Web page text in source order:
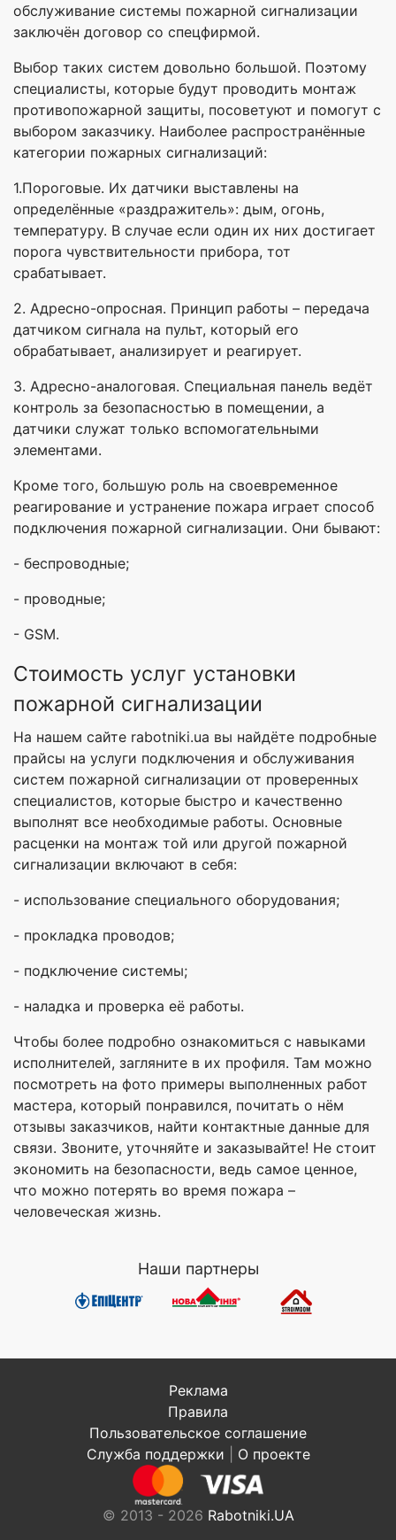
обслуживание системы пожарной сигнализации
заключён договор со спецфирмой.
Выбор таких систем довольно большой. Поэтому
специалисты, которые будут проводить монтаж
противопожарной защиты, посоветуют и помогут с
выбором заказчику. Наиболее распространённые
категории пожарных сигнализаций:
1.Пороговые. Их датчики выставлены на
определённые «раздражитель»: дым, огонь,
температуру. В случае если один их них достигает
порога чувствительности прибора, тот
срабатывает.
2. Адресно-опросная. Принцип работы – передача
датчиком сигнала на пульт, который его
обрабатывает, анализирует и реагирует.
3. Адресно-аналоговая. Специальная панель ведёт
контроль за безопасностью в помещении, а
датчики служат только вспомогательными
элементами.
Кроме того, большую роль на своевременное
реагирование и устранение пожара играет способ
подключения пожарной сигнализации. Они бывают:
- беспроводные;
- проводные;
- GSM.
Стоимость услуг установки
пожарной сигнализации
На нашем сайте rabotniki.ua вы найдёте подробные
прайсы на услуги подключения и обслуживания
систем пожарной сигнализации от проверенных
специалистов, которые быстро и качественно
выполнят все необходимые работы. Основные
расценки на монтаж той или другой пожарной
сигнализации включают в себя:
- использование специального оборудования;
- прокладка проводов;
- подключение системы;
- наладка и проверка её работы.
Чтобы более подробно ознакомиться с навыками
исполнителей, загляните в их профиля. Там можно
посмотреть на фото примеры выполненных работ
мастера, который понравился, почитать о нём
отзывы заказчиков, найти контактные данные для
связи. Звоните, уточняйте и заказывайте! Не стоит
экономить на безопасности, ведь самое ценное,
что можно потерять во время пожара –
человеческая жизнь.
Наши партнеры
Реклама
Правила
Пользовательское соглашение
Служба поддержки
О проекте
© 2013 - 2026 Rabotniki.UA